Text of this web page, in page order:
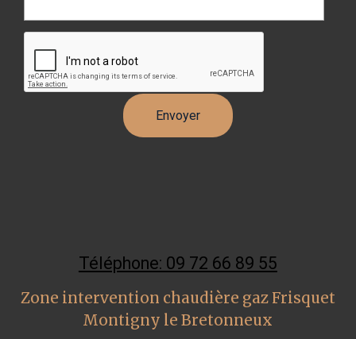
Téléphone: 09 72 66 89 55
Zone intervention chaudière gaz Frisquet
Montigny le Bretonneux